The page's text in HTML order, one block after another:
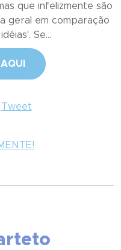
que infelizmente são
geral em comparação
Se...
Tweet